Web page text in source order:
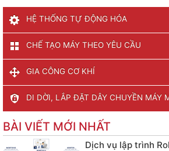
HỆ THỐNG TỰ ĐỘNG HÓA
CHẾ TẠO MÁY THEO YÊU CẦU
GIA CÔNG CƠ KHÍ
DI DỜI, LẮP ĐẶT DÂY CHUYỀN MÁY
BÀI VIẾT MỚI NHẤT
Dịch vụ lập trình